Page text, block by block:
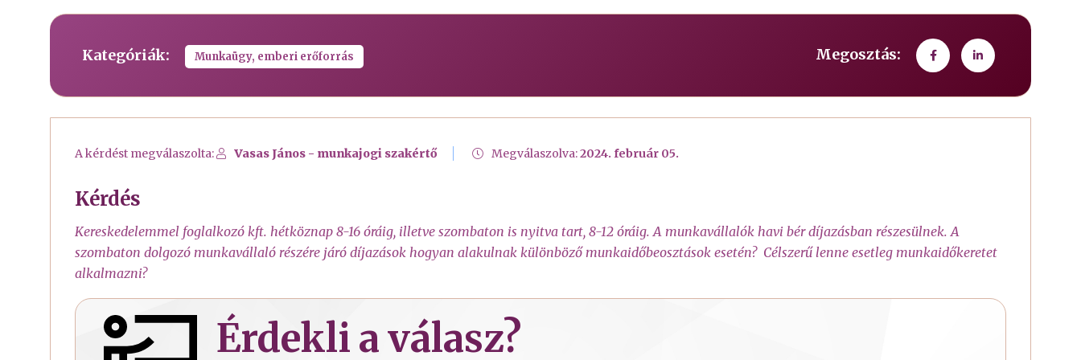
Kategóriák: Munkaügy, emberi erőforrás Megosztás:
A kérdést megválaszolta: Vasas János - munkajogi szakértő Megválaszolva:2024. február 05.
Kérdés
Kereskedelemmel foglalkozó kft. hétköznap 8-16 óráig, illetve szombaton is nyitva tart, 8-12 óráig. A munkavállalók havi bér díjazásban részesülnek. A
szombaton dolgozó munkavállaló részére járó díjazások hogyan alakulnak különböző munkaidőbeosztások esetén? Célszerű lenne esetleg munkaidőkeretet
alkalmazni?
Érdekli a válasz?